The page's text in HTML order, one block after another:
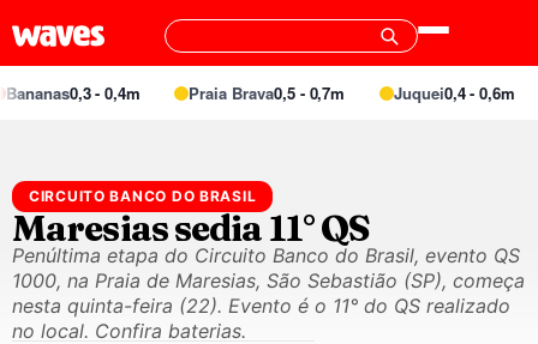
0,3 - 0,4m Praia Brava0,5 - 0,7m Juquei0,4 - 0,6m
CIRCUITO BANCO DO BRASIL
Maresias sedia 11° QS
Penúltima etapa do Circuito Banco do Brasil, evento QS
1000, na Praia de Maresias, São Sebastião (SP), começa
nesta quinta-feira (22). Evento é o 11° do QS realizado
no local. Confira baterias.